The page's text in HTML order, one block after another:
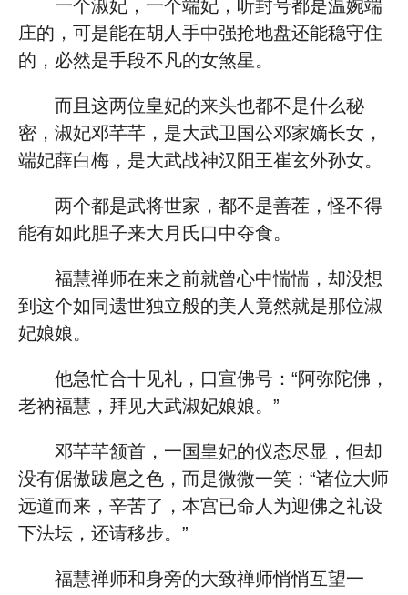
一个淑妃，一个端妃，听封号都是温婉端
庄的，可是能在胡人手中强抢地盘还能稳守住
的，必然是手段不凡的女煞星。
而且这两位皇妃的来头也都不是什么秘
密，淑妃邓芊芊，是大武卫国公邓家嫡长女，
端妃薛白梅，是大武战神汉阳王崔玄外孙女。
两个都是武将世家，都不是善茬，怪不得
能有如此胆子来大月氏口中夺食。
福慧禅师在来之前就曾心中惴惴，却没想
到这个如同遗世独立般的美人竟然就是那位淑
妃娘娘。
他急忙合十见礼，口宣佛号：“阿弥陀佛，
老衲福慧，拜见大武淑妃娘娘。”
邓芊芊颔首，一国皇妃的仪态尽显，但却
没有倨傲跋扈之色，而是微微一笑：“诸位大师
远道而来，辛苦了，本宫已命人为迎佛之礼设
下法坛，还请移步。”
福慧禅师和身旁的大致禅师悄悄互望一